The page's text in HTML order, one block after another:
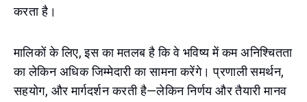
करता है।
मालिकों के लिए, इस का मतलब है कि वे भविष्य में कम अनिश्चितता
का लेकिन अधिक जिम्मेदारी का सामना करेंगे। प्रणाली समर्थन,
सहयोग, और मार्गदर्शन करती है—लेकिन निर्णय और तैयारी मानव